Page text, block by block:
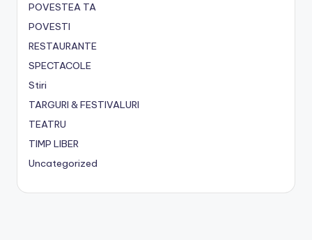
POVESTEA TA
POVESTI
RESTAURANTE
SPECTACOLE
Stiri
TARGURI & FESTIVALURI
TEATRU
TIMP LIBER
Uncategorized